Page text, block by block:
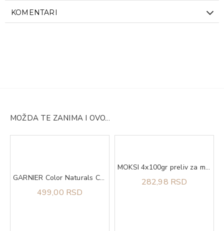
KOMENTARI
MOŽDA TE ZANIMA I OVO...
GARNIER Color Naturals Creme Boja za kosu SE CEN 111
499,00 RSD
MOKSI 4x100gr preliv za mačke kitten piletina u sosu
282,98 RSD